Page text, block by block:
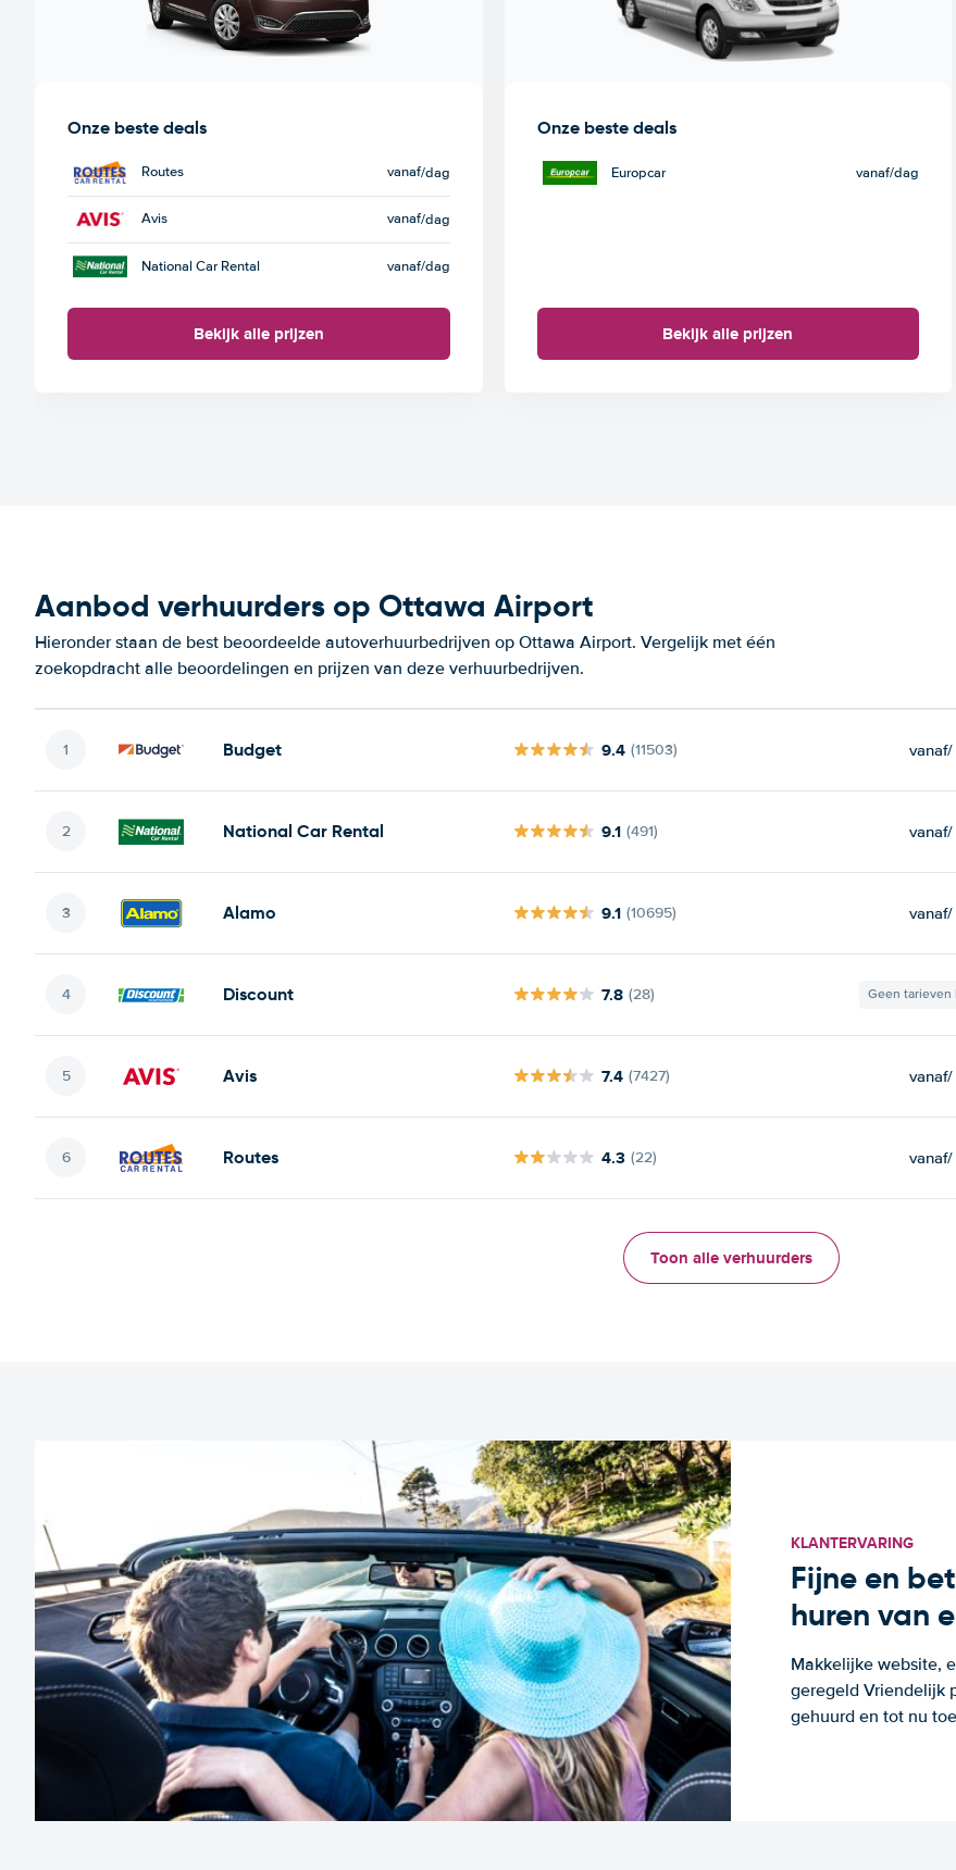
Onze beste deals
Routes vanaf/dag
Avis vanaf/dag
National Car Rental vanaf/dag
Bekijk alle prijzen
Onze beste deals
Europcar vanaf/dag
Bekijk alle prijzen
Aanbod verhuurders op Ottawa Airport
Hieronder staan de best beoordeelde autoverhuurbedrijven op Ottawa Airport. Vergelijk met één
zoekopdracht alle beoordelingen en prijzen van deze verhuurbedrijven.
Budget 9.4 (11503) vanaf/
National Car Rental 9.1 (491) vanaf/
Alamo 9.1 (10695) vanaf/
Discount 7.8 (28) Geen tarieven
Avis 7.4 (7427) vanaf/
Routes 4.3 (22) vanaf/
Toon alle verhuurders
KLANTERVARING
Fijne en
huren van
Makkelijke website,
geregeld Vriendelijk
gehuurd en tot nu